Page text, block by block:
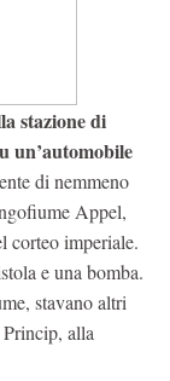
stazione di
un’automobile
di nemmeno
Appel,
corteo imperiale.
e una bomba.
stavano altri
alla